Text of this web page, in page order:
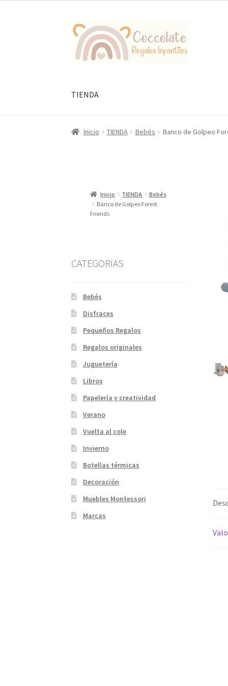
Ir
la
Ir
al
contenido
TIENDA
Inicio TIENDA Bebés Banco de Golpeo
Inicio TIENDA
Bebés
Banco de Golpeo Forest
Friends
CATEGORIAS
Bebés
Disfraces
Pequeños Regalos
Regalos originales
Juguetería
Libros
Papelería y creatividad
Verano
Vuelta al cole
Invierno
Botellas térmicas
Decoración
Muebles Montessori
Marcas